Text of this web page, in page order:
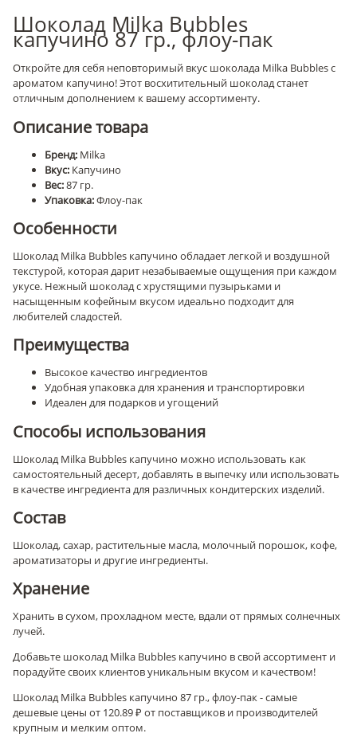
Шоколад Milka Bubbles
капучино 87 гр., флоу-пак
Откройте для себя неповторимый вкус шоколада Milka Bubbles с
ароматом капучино! Этот восхитительный шоколад станет
отличным дополнением к вашему ассортименту.
Описание товара
Бренд: Milka
Вкус: Капучино
Вес:87 гр.
Упаковка:Флоу-пак
Особенности
Шоколад Milka Bubbles капучино обладает легкой и воздушной
текстурой, которая дарит незабываемые ощущения при каждом
укусе. Нежный шоколад с хрустящими пузырьками и
насыщенным кофейным вкусом идеально подходит для
любителей сладостей.
Преимущества
Высокое качество ингредиентов
Удобная упаковка для хранения и транспортировки
Идеален для подарков и угощений
Способы использования
Шоколад Milka Bubbles капучино можно использовать как
самостоятельный десерт, добавлять в выпечку или использовать
в качестве ингредиента для различных кондитерских изделий.
Состав
Шоколад, сахар, растительные масла, молочный порошок, кофе,
ароматизаторы и другие ингредиенты.
Хранение
Хранить в сухом, прохладном месте, вдали от прямых солнечных
лучей.
Добавьте шоколад Milka Bubbles капучино в свой ассортимент и
порадуйте своих клиентов уникальным вкусом и качеством!
Шоколад Milka Bubbles капучино 87 гр., флоу-пак - самые
дешевые цены от 120.89 ₽ от поставщиков и производителей
крупным и мелким оптом.